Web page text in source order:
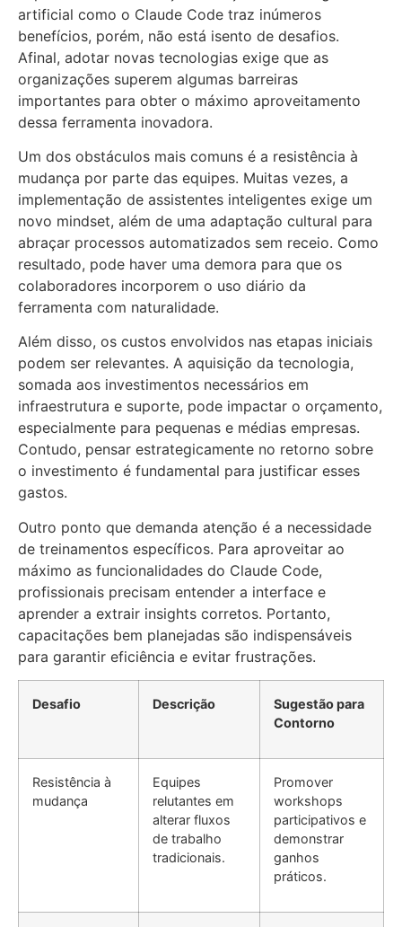
artificial como o Claude Code traz inúmeros
benefícios, porém, não está isento de desafios.
Afinal, adotar novas tecnologias exige que as
organizações superem algumas barreiras
importantes para obter o máximo aproveitamento
dessa ferramenta inovadora.
Um dos obstáculos mais comuns é a resistência à
mudança por parte das equipes. Muitas vezes, a
implementação de assistentes inteligentes exige um
novo mindset, além de uma adaptação cultural para
abraçar processos automatizados sem receio. Como
resultado, pode haver uma demora para que os
colaboradores incorporem o uso diário da
ferramenta com naturalidade.
Além disso, os custos envolvidos nas etapas iniciais
podem ser relevantes. A aquisição da tecnologia,
somada aos investimentos necessários em
infraestrutura e suporte, pode impactar o orçamento,
especialmente para pequenas e médias empresas.
Contudo, pensar estrategicamente no retorno sobre
o investimento é fundamental para justificar esses
gastos.
Outro ponto que demanda atenção é a necessidade
de treinamentos específicos. Para aproveitar ao
máximo as funcionalidades do Claude Code,
profissionais precisam entender a interface e
aprender a extrair insights corretos. Portanto,
capacitações bem planejadas são indispensáveis
para garantir eficiência e evitar frustrações.
Desafio Descrição
Sugestão para
Contorno
Resistência à
mudança
Equipes
relutantes em
alterar fluxos
de trabalho
tradicionais.
Promover
workshops
participativos e
demonstrar
ganhos
práticos.